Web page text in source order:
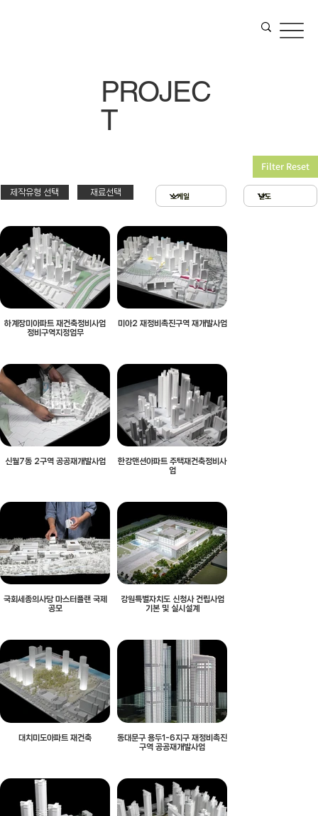
제작유형 선택 재료선택
Filter Reset
하계장미아파트 재건축정비사업
정비구역지정업무
미아2 재정비촉진구역 재개발사업
신월7동 2구역 공공재개발사업
한강맨션아파트 주택재건축정비사
업
국회세종의사당 마스터플랜 국제
공모
강원특별자치도 신청사 건립사업
기본 및 실시설계
대치미도아파트 재건축
동대문구 용두1-6지구 재정비촉진
구역 공공재개발사업
스치로폴 & 우드락
아크릴 & 3D 프린팅
확대모형
제작유형선택
PT
제출
현상
PROJEC
T